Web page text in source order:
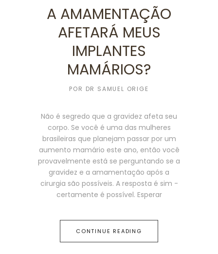
A AMAMENTAÇÃO
AFETARÁ MEUS
IMPLANTES
MAMÁRIOS?
POR DR SAMUEL ORIGE
Não é segredo que a gravidez afeta seu
corpo. Se você é uma das mulheres
brasileiras que planejam passar por um
aumento mamário este ano, então você
provavelmente está se perguntando se a
gravidez e a amamentação após a
cirurgia são possíveis. A resposta é sim -
certamente é possível. Esperar
CONTINUE READING